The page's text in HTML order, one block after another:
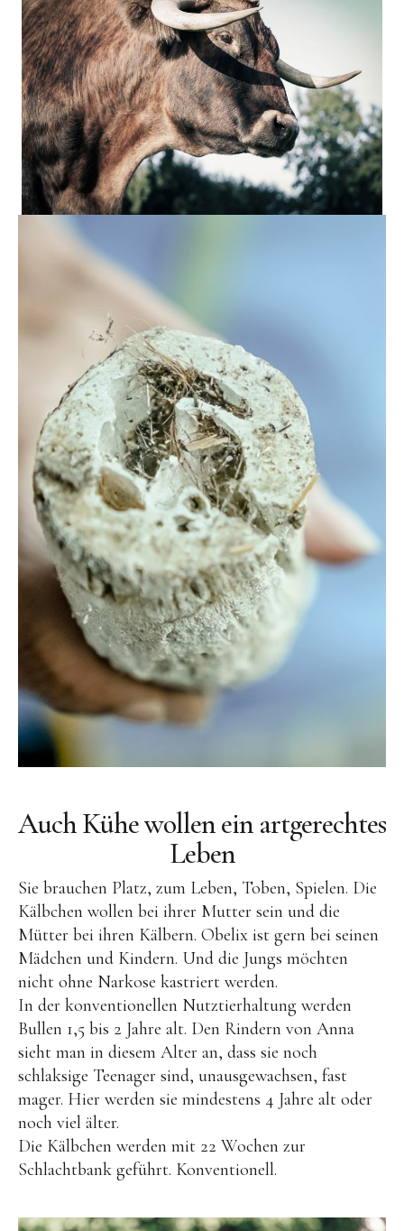
Auch Kühe wollen ein artgerechtes
Leben
Sie brauchen Platz, zum Leben, Toben, Spielen. Die
Kälbchen wollen bei ihrer Mutter sein und die
Mütter bei ihren Kälbern. Obelix ist gern bei seinen
Mädchen und Kindern. Und die Jungs möchten
nicht ohne Narkose kastriert werden.
In der konventionellen Nutztierhaltung werden
Bullen 1,5 bis 2 Jahre alt. Den Rindern von Anna
sieht man in diesem Alter an, dass sie noch
schlaksige Teenager sind, unausgewachsen, fast
mager. Hier werden sie mindestens 4 Jahre alt oder
noch viel älter.
Die Kälbchen werden mit 22 Wochen zur
Schlachtbank geführt. Konventionell.